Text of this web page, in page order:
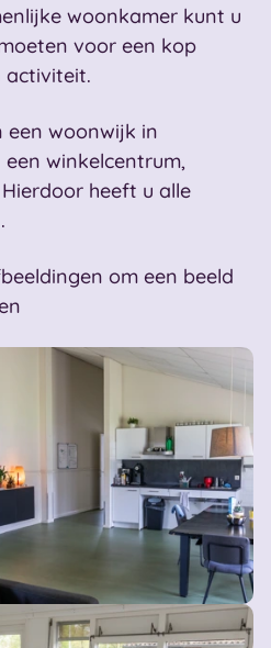
woonkamer kunt u
voor een kop
activiteit.
een woonwijk in
winkelcentrum,
heeft u alle
om een beeld